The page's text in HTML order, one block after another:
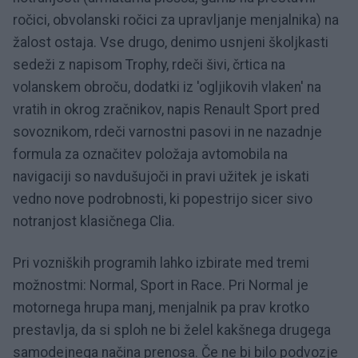
ročici, obvolanski ročici za upravljanje menjalnika) na
žalost ostaja. Vse drugo, denimo usnjeni školjkasti
sedeži z napisom Trophy, rdeči šivi, črtica na
volanskem obroču, dodatki iz 'ogljikovih vlaken' na
vratih in okrog zračnikov, napis Renault Sport pred
sovoznikom, rdeči varnostni pasovi in ne nazadnje
formula za označitev položaja avtomobila na
navigaciji so navdušujoči in pravi užitek je iskati
vedno nove podrobnosti, ki popestrijo sicer sivo
notranjost klasičnega Clia.
Pri vozniških programih lahko izbirate med tremi
možnostmi: Normal, Sport in Race. Pri Normal je
motornega hrupa manj, menjalnik pa prav krotko
prestavlja, da si sploh ne bi želel kakšnega drugega
samodejnega načina prenosa. Če ne bi bilo podvozje